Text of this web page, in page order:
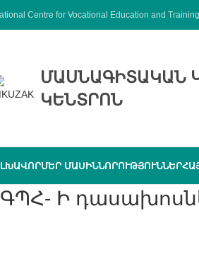
Centre for Vocational Education and
ՄԱՍՆԱԳԻՏԱԿԱՆ
ԿԵՆՏՐՈՆ
ՄԵՐ ՄԱՍԻՆՆՈՐՈՒԹՅՈՒՆՆԵՐ
ԳՊՀ- Ի